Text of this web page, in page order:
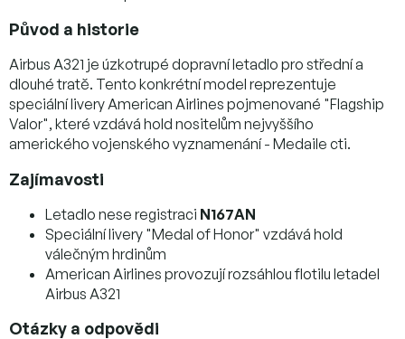
Původ a historie
Airbus A321 je úzkotrupé dopravní letadlo pro střední a
dlouhé tratě. Tento konkrétní model reprezentuje
speciální livery American Airlines pojmenované "Flagship
Valor", které vzdává hold nositelům nejvyššího
amerického vojenského vyznamenání - Medaile cti.
Zajímavosti
Letadlo nese registraci N167AN
Speciální livery "Medal of Honor" vzdává hold
válečným hrdinům
American Airlines provozují rozsáhlou flotilu letadel
Airbus A321
Otázky a odpovědi